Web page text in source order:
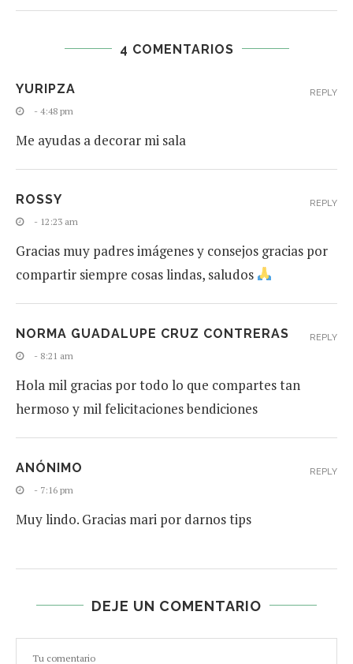
4 COMENTARIOS
YURIPZA
- 4:48 pm
Me ayudas a decorar mi sala
REPLY
ROSSY
- 12:23 am
Gracias muy padres imágenes y consejos gracias por
compartir siempre cosas lindas, saludos
REPLY
NORMA GUADALUPE CRUZ CONTRERAS
- 8:21 am
Hola mil gracias por todo lo que compartes tan
hermoso y mil felicitaciones bendiciones
REPLY
ANÓNIMO
- 7:16 pm
Muy lindo. Gracias mari por darnos tips
REPLY
DEJE UN COMENTARIO